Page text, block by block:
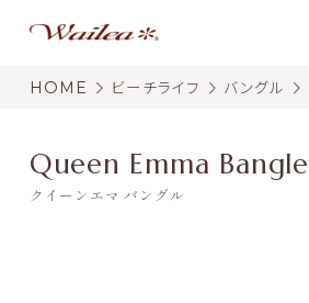
HOME ビーチライフ バングル
Queen Emma Bangle
クイーンエマ バングル